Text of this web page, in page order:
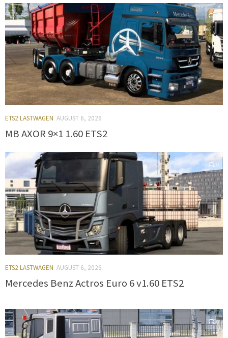
0
ETS2 LASTWAGEN AUGUST 6, 2026
MB AXOR 9×1 1.60 ETS2
0
ETS2 LASTWAGEN AUGUST 6, 2026
Mercedes Benz Actros Euro 6 v1.60 ETS2
0